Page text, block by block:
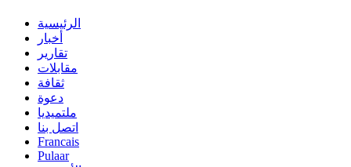
الرئيسية
أخبار
تقارير
مقابلات
ثقافة
دعوة
ملتميديا
اتصل بنا
Francais
Pulaar